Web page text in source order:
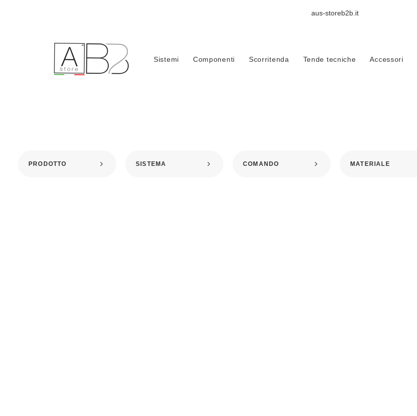
aus-storeb2b.it
Sistemi Componenti Scorritenda Tende tecniche Accessori
PRODOTTO SISTEMA COMANDO MATERIALE